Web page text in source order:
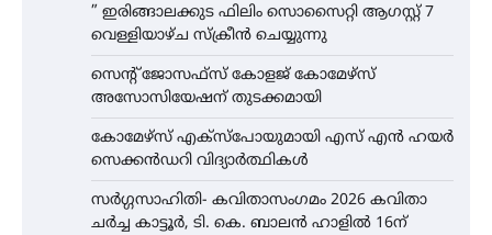
” ഇരിങ്ങാലക്കുട ഫിലിം സൊസൈറ്റി ആഗസ്റ്റ് 7
വെള്ളിയാഴ്ച സ്‌ക്രീൻ ചെയ്യുന്നു
സെന്റ് ജോസഫ്സ് കോളജ് കോമേഴ്‌സ്
അസോസിയേഷന് തുടക്കമായി
കോമേഴ്സ് എക്സ്പോയുമായി എസ് എൻ ഹയർ
സെക്കൻഡറി വിദ്യാർത്ഥികൾ
സർഗ്ഗസാഹിതി- കവിതാസംഗമം 2026 കവിതാ
ചർച്ച കാട്ടൂർ, ടി. കെ. ബാലൻ ഹാളിൽ 16ന്